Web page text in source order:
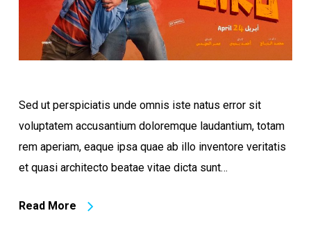
Sed ut perspiciatis unde omnis iste natus error sit
voluptatem accusantium doloremque laudantium, totam
rem aperiam, eaque ipsa quae ab illo inventore veritatis
et quasi architecto beatae vitae dicta sunt…
Read More